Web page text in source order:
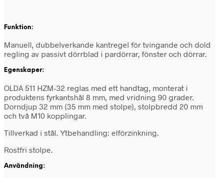
Funktion:
Manuell, dubbelverkande kantregel för tvingande och dold
regling av passivt dörrblad i pardörrar, fönster och dörrar.
Egenskaper:
OLDA 511 HZM-32 reglas med ett handtag, monterat i
produktens fyrkantshål 8 mm, med vridning 90 grader.
Dorndjup 32 mm (35 mm med stolpe), stolpbredd 20 mm
och två M10 kopplingar.
Tillverkad i stål. Ytbehandling: elförzinkning.
Rostfri stolpe.
Användning: